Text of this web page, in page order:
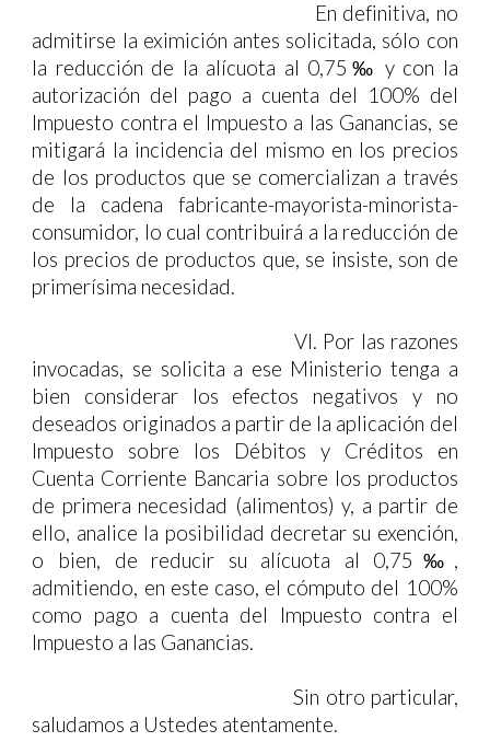
En definitiva, no
admitirse la eximición antes solicitada, sólo con
la reducción de la alícuota al 0,75‰ y con la
autorización del pago a cuenta del 100% del
Impuesto contra el Impuesto a las Ganancias, se
mitigará la incidencia del mismo en los precios
de los productos que se comercializan a través
de la cadena fabricante-mayorista-minorista-
consumidor, lo cual contribuirá a la reducción de
los precios de productos que, se insiste, son de
primerísima necesidad.
VI. Por las razones
invocadas, se solicita a ese Ministerio tenga a
bien considerar los efectos negativos y no
deseados originados a partir de la aplicación del
Impuesto sobre los Débitos y Créditos en
Cuenta Corriente Bancaria sobre los productos
de primera necesidad (alimentos) y, a partir de
ello, analice la posibilidad decretar su exención,
o bien, de reducir su alícuota al 0,75‰,
admitiendo, en este caso, el cómputo del 100%
como pago a cuenta del Impuesto contra el
Impuesto a las Ganancias.
Sin otro particular,
saludamos a Ustedes atentamente.